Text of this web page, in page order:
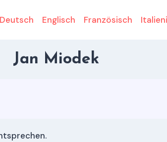
Deutsch Englisch Französisch
Jan Miodek